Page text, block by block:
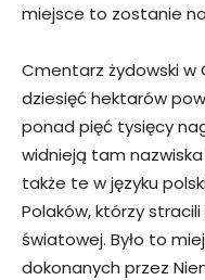
miejsce to zostanie
Cmentarz żydowski
dziesięć hektarów
ponad pięć tysięcy
widnieją tam
także te w języku
Polaków, którzy
światowej. Było to
dokonanych przez